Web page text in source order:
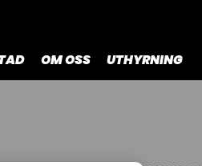
OM OSS UTHYRNING